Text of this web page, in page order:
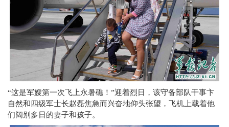
“这是军嫂第一次飞上永暑礁！”迎着烈日，该守备部队干事卞
自然和四级军士长赵磊焦急而兴奋地仰头张望，飞机上载着他
们阔别多日的妻子和孩子。